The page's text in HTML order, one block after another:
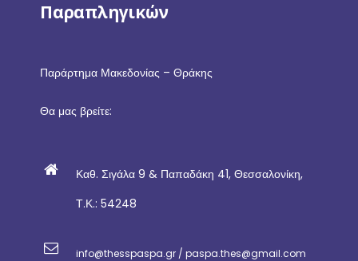
Παραπληγικών
Παράρτημα Μακεδονίας – Θράκης
Θα μας βρείτε:
Καθ. Σιγάλα 9 & Παπαδάκη 41, Θεσσαλονίκη,
Τ.Κ.: 54248
info@thesspaspa.gr / paspa.thes@gmail.com